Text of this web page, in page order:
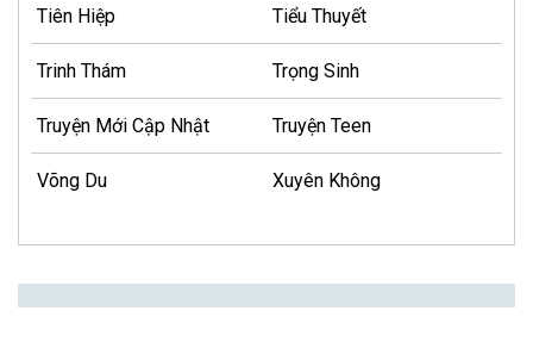
Tiên Hiệp Tiểu Thuyết
Trinh Thám Trọng Sinh
Truyện Mới Cập Nhật Truyện Teen
Võng Du Xuyên Không